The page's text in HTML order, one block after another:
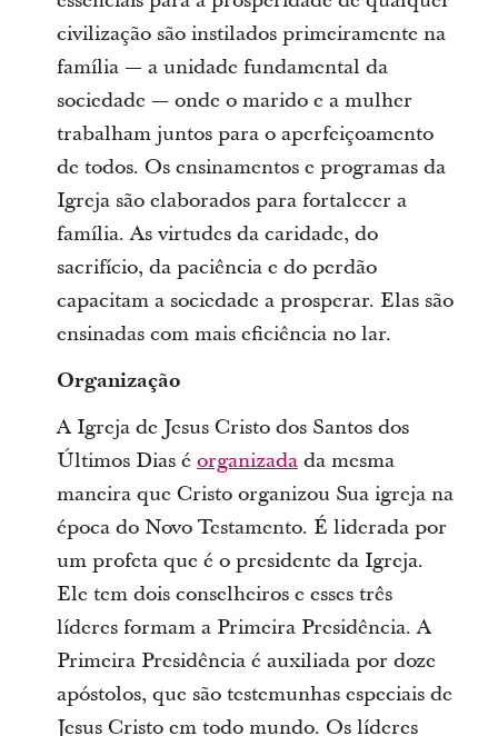
civilização são instilados primeiramente na
família — a unidade fundamental da
sociedade — onde o marido e a mulher
trabalham juntos para o aperfeiçoamento
de todos. Os ensinamentos e programas da
Igreja são elaborados para fortalecer a
família. As virtudes da caridade, do
sacrifício, da paciência e do perdão
capacitam a sociedade a prosperar. Elas são
ensinadas com mais eficiência no lar.
Organização
A Igreja de Jesus Cristo dos Santos dos
Últimos Dias é organizadada mesma
maneira que Cristo organizou Sua igreja na
época do Novo Testamento. É liderada por
um profeta que é o presidente da Igreja.
Ele tem dois conselheiros e esses três
líderes formam a Primeira Presidência. A
Primeira Presidência é auxiliada por doze
apóstolos, que são testemunhas especiais de
Jesus Cristo em todo mundo. Os líderes